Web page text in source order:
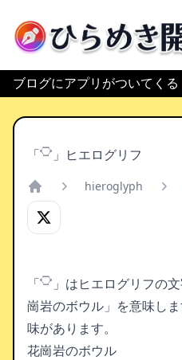
ひらめき開発
ブログにアプリがついてくる
「𓎶」ヒエログリフ
Home
hieroglyph
「𓎶」はヒエログリフの
崗岩のボウル」を意味しま
味があります。
花崗岩のボウル